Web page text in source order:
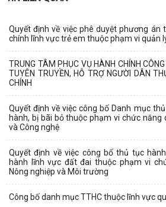
Quyết định về việc phê duyệt phương án
chính lĩnh vực trẻ em thuộc phạm vi quản
TRUNG TÂM PHỤC VỤ HÀNH CHÍNH
TUYÊN TRUYỀN, HỖ TRỢ NGƯỜI DÂN
CHÍNH
Quyết định về việc công bố Danh mục
hành, bị bãi bỏ thuộc phạm vi chức năng
và Công nghệ
Quyết định về việc công bố thủ tục
hành lĩnh vực đất đai thuộc phạm vi
Nông nghiệp và Môi trường
Công bố danh mục TTHC thuộc lĩnh vực